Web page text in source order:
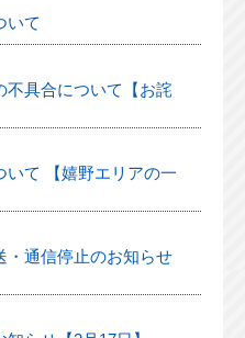
いて
不具合について【お詫
いて 【嬉野エリアの一
・通信停止のお知らせ